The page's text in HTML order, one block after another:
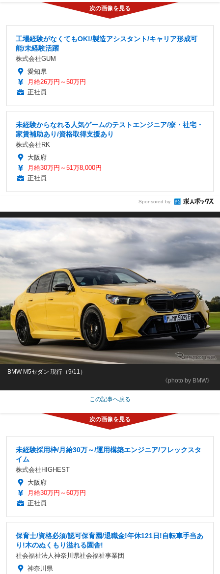
工場経験がなくてもOK!/製造アシスタント/キャリア形成可
能/未経験活躍
株式会社GUM
愛知県
月給26万円～50万円
正社員
未経験からなれる人気ゲームのテストエンジニア/寮・社宅・
家賃補助あり/資格取得支援あり
株式会社RK
大阪府
月給30万円～51万8,000円
正社員
Sponsored by
《photo by BMW》
BMW M5セダン 現行（9/11）
この記事へ戻る
未経験採用枠/月給30万～/運用構築エンジニア/フレックスタ
イム
株式会社HIGHEST
大阪府
月給30万円～60万円
正社員
保育士/資格必須/認可保育園/退職金!年休121日!自転車手当あ
り!木のぬくもり溢れる園舎!
社会福祉法人神奈川県社会福祉事業団
神奈川県